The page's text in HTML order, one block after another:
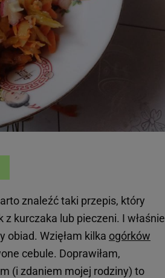
znaleźć taki przepis, który
z kurczaka lub pieczeni. I właśnie
obiad. Wzięłam kilka ogórków
cebule. Doprawiłam,
(i zdaniem mojej rodziny) to